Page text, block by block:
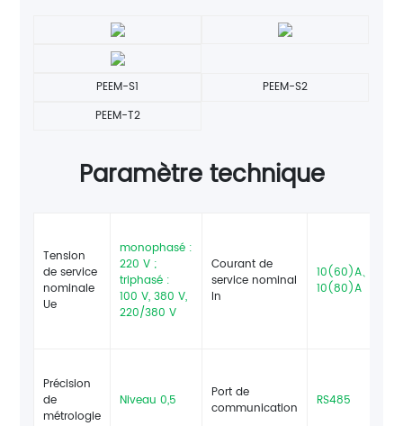
PEEM-S1
PEEM-S2
PEEM-T2
Paramètre technique
Tension
de service
nominale
Ue
monophasé :
220 V ;
triphasé :
100 V, 380 V,
220/380 V
Courant de
service nominal
In
10(60)A、
10(80)A
Précision
de
métrologie
Niveau 0,5
Port de
communication
RS485